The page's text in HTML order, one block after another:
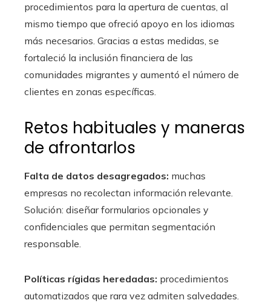
procedimientos para la apertura de cuentas, al
mismo tiempo que ofreció apoyo en los idiomas
más necesarios. Gracias a estas medidas, se
fortaleció la inclusión financiera de las
comunidades migrantes y aumentó el número de
clientes en zonas específicas.
Retos habituales y maneras
de afrontarlos
Falta de datos desagregados: muchas
empresas no recolectan información relevante.
Solución: diseñar formularios opcionales y
confidenciales que permitan segmentación
responsable.
Políticas rígidas heredadas: procedimientos
automatizados que rara vez admiten salvedades.